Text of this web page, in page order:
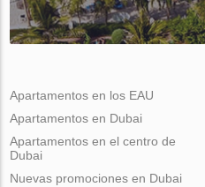
Apartamentos en los EAU
Apartamentos en Dubai
Apartamentos en el centro de
Dubai
Nuevas promociones en Dubai